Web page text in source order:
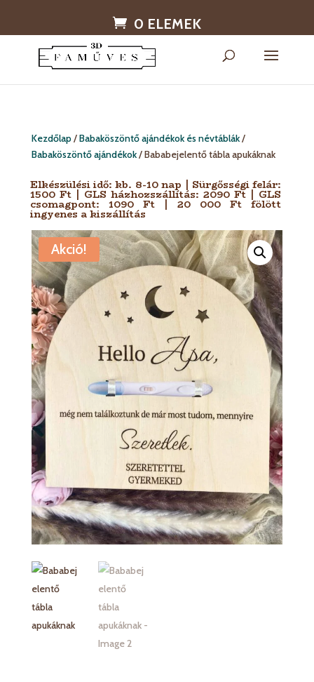
0 ELEMEK
Kezdőlap/Babaköszöntő ajándékok és névtáblák/
Babaköszöntő ajándékok/ Bababejelentő tábla apukáknak
Elkészülési idő: kb. 8-10 nap | Sürgősségi felár:
1500 Ft | GLS házhozszállítás: 2090 Ft | GLS
csomagpont: 1090 Ft | 20 000 Ft fölött
ingyenes a kiszállítás
Akció!